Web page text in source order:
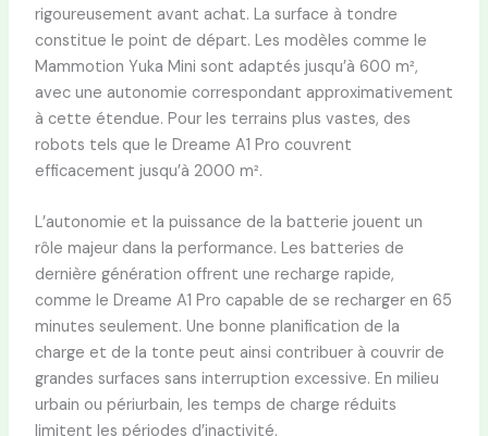
rigoureusement avant achat. La surface à tondre
constitue le point de départ. Les modèles comme le
Mammotion Yuka Mini sont adaptés jusqu’à 600 m²,
avec une autonomie correspondant approximativement
à cette étendue. Pour les terrains plus vastes, des
robots tels que le Dreame A1 Pro couvrent
efficacement jusqu’à 2000 m².
L’autonomie et la puissance de la batterie jouent un
rôle majeur dans la performance. Les batteries de
dernière génération offrent une recharge rapide,
comme le Dreame A1 Pro capable de se recharger en 65
minutes seulement. Une bonne planification de la
charge et de la tonte peut ainsi contribuer à couvrir de
grandes surfaces sans interruption excessive. En milieu
urbain ou périurbain, les temps de charge réduits
limitent les périodes d’inactivité.